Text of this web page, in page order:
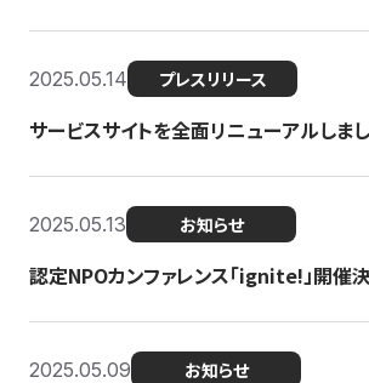
2025.05.14 プレスリリース
サービスサイトを全面リニューアルしま
2025.05.13 お知らせ
認定NPOカンファレンス「ignite!」開催
2025.05.09 お知らせ